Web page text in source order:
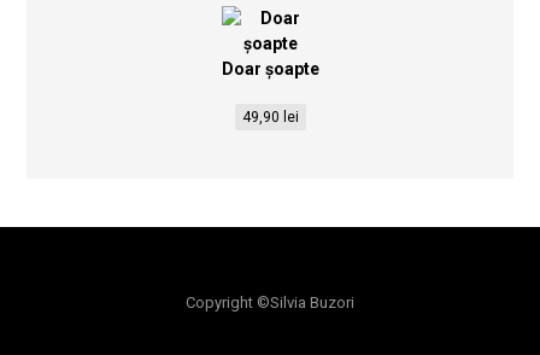
Doar șoapte
49,90 lei
Copyright ©Silvia Buzori